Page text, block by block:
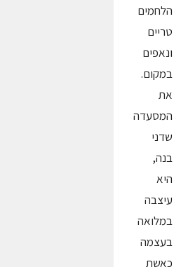
הלחמים
טריים
ונאפים
במקום.
את
המסעדה
שדני
בנה,
היא
עיצבה
במלואה
בעצמה
כאשת